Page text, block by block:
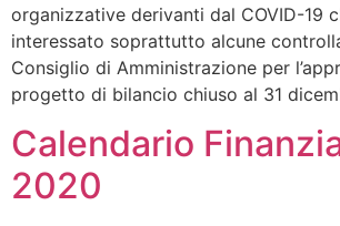
organizzative derivanti dal COVID-19
interessato soprattutto alcune
Consiglio di Amministrazione per
progetto di bilancio chiuso al 31
Calendario
2020